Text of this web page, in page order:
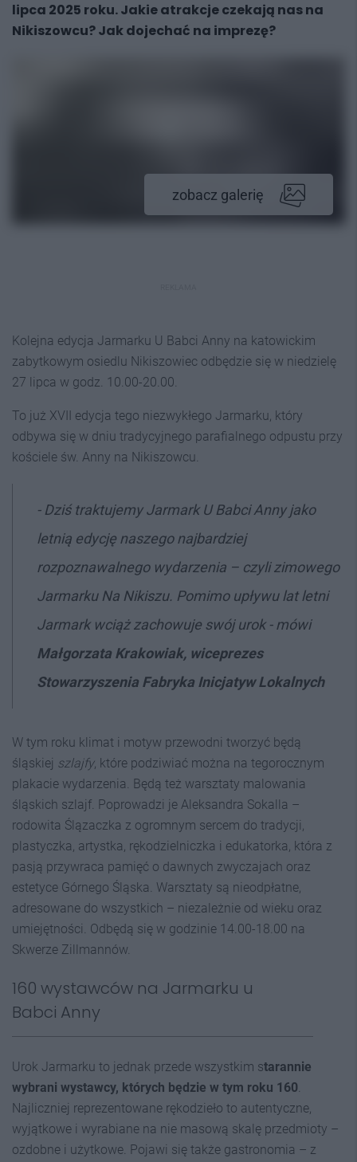
lipca 2025 roku. Jakie atrakcje czekają nas na
Nikiszowcu? Jak dojechać na imprezę?
zobacz galerię
Kolejna edycja Jarmarku U Babci Anny na katowickim
zabytkowym osiedlu Nikiszowiec odbędzie się w niedzielę
27 lipca w godz. 10.00-20.00.
To już XVII edycja tego niezwykłego Jarmarku, który
odbywa się w dniu tradycyjnego parafialnego odpustu przy
kościele św. Anny na Nikiszowcu.
- Dziś traktujemy Jarmark U Babci Anny jako
letnią edycję naszego najbardziej
rozpoznawalnego wydarzenia – czyli zimowego
Jarmarku Na Nikiszu. Pomimo upływu lat letni
Jarmark wciąż zachowuje swój urok - mówi
Małgorzata Krakowiak, wiceprezes
Stowarzyszenia Fabryka Inicjatyw Lokalnych
W tym roku klimat i motyw przewodni tworzyć będą
śląskiej szlajfy, które podziwiać można na tegorocznym
plakacie wydarzenia. Będą też warsztaty malowania
śląskich szlajf. Poprowadzi je Aleksandra Sokalla –
rodowita Ślązaczka z ogromnym sercem do tradycji,
plastyczka, artystka, rękodzielniczka i edukatorka, która z
pasją przywraca pamięć o dawnych zwyczajach oraz
estetyce Górnego Śląska. Warsztaty są nieodpłatne,
adresowane do wszystkich – niezależnie od wieku oraz
umiejętności. Odbędą się w godzinie 14.00-18.00 na
Skwerze Zillmannów.
160 wystawców na Jarmarku u
Babci Anny
Urok Jarmarku to jednak przede wszystkim starannie
wybrani wystawcy, których będzie w tym roku 160.
Najliczniej reprezentowane rękodzieło to autentyczne,
wyjątkowe i wyrabiane na nie masową skalę przedmioty –
ozdobne i użytkowe. Pojawi się także gastronomia – z